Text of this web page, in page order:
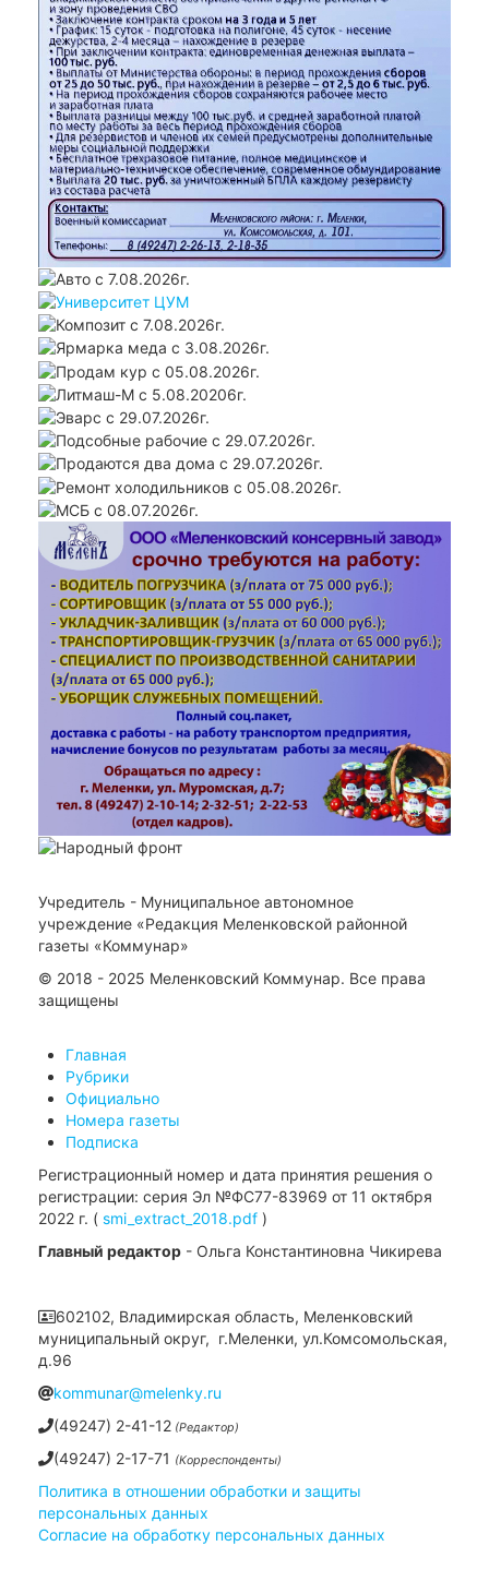
Учредитель - Муниципальное автономное
учреждение «Редакция Меленковской районной
газеты «Коммунар»
© 2018 - 2025 Меленковский Коммунар. Все права
защищены
Главная
Рубрики
Официально
Номера газеты
Подписка
Регистрационный номер и дата принятия решения о
регистрации: серия Эл №ФС77-83969 от 11 октября
2022 г. ( smi_extract_2018.pdf )
Главный редактор - Ольга Константиновна Чикирева
602102, Владимирская область, Меленковский
муниципальный округ, г.Меленки, ул.Комсомольская,
д.96
kommunar@melenky.ru
(49247) 2-41-12 (Редактор)
(49247) 2-17-71 (Корреспонденты)
Политика в отношении обработки и защиты
персональных данных
Согласие на обработку персональных данных